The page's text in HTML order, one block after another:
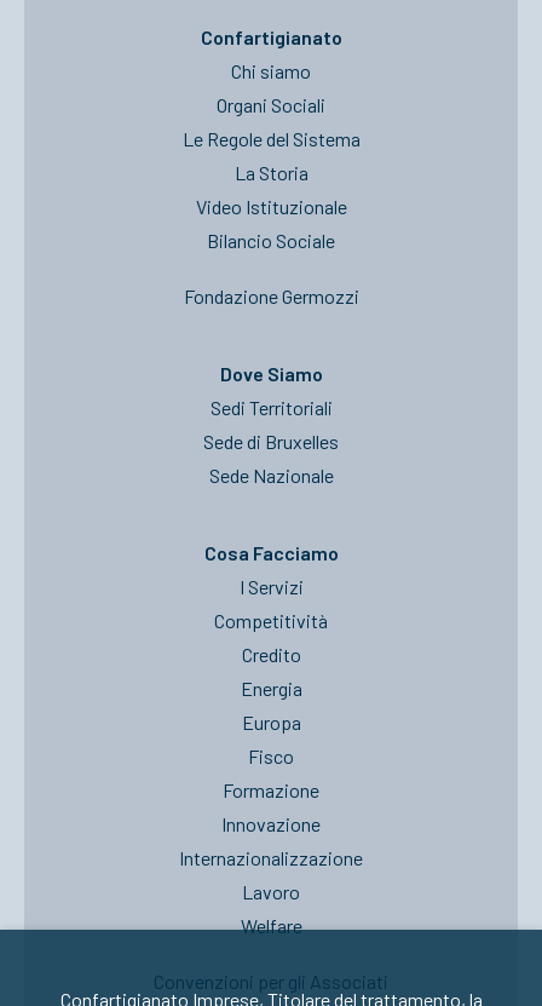
Confartigianato
Chi siamo
Organi Sociali
Le Regole del Sistema
La Storia
Video Istituzionale
Bilancio Sociale
Fondazione Germozzi
Dove Siamo
Sedi Territoriali
Sede di Bruxelles
Sede Nazionale
Cosa Facciamo
I Servizi
Competitività
Credito
Energia
Europa
Fisco
Formazione
Innovazione
Internazionalizzazione
Lavoro
Welfare
Convenzioni per gli Associati
Confartigianato Imprese, Titolare del trattamento, la